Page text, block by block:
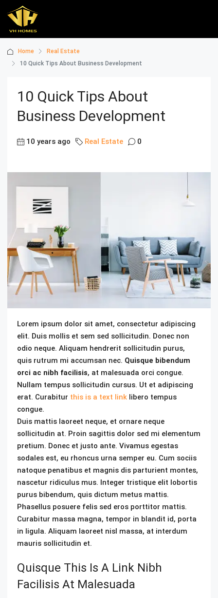
Home
Real Estate
10 Quick Tips About Business Development
10 Quick Tips About
Business Development
10 years ago Real Estate 0
Lorem ipsum dolor sit amet, consectetur adipiscing
elit. Duis mollis et sem sed sollicitudin. Donec non
odio neque. Aliquam hendrerit sollicitudin purus,
quis rutrum mi accumsan nec. Quisque bibendum
orci ac nibh facilisis, at malesuada orci congue.
Nullam tempus sollicitudin cursus. Ut et adipiscing
erat. Curabitur this is a text link libero tempus
congue.
Duis mattis laoreet neque, et ornare neque
sollicitudin at. Proin sagittis dolor sed mi elementum
pretium. Donec et justo ante. Vivamus egestas
sodales est, eu rhoncus urna semper eu. Cum sociis
natoque penatibus et magnis dis parturient montes,
nascetur ridiculus mus. Integer tristique elit lobortis
purus bibendum, quis dictum metus mattis.
Phasellus posuere felis sed eros porttitor mattis.
Curabitur massa magna, tempor in blandit id, porta
in ligula. Aliquam laoreet nisl massa, at interdum
mauris sollicitudin et.
Quisque This Is A Link Nibh
Facilisis At Malesuada